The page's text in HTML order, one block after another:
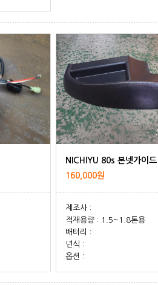
NICHIYU 80s 본넷가이드
160,000원
제조사 :
적재용량 : 1.5~1.8톤용
배터리 :
년식 :
옵션 :